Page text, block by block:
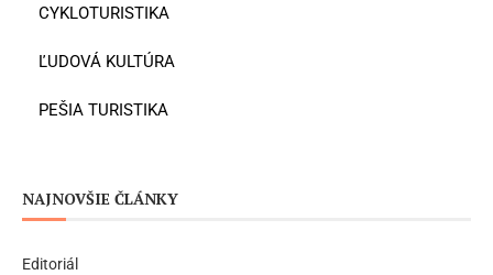
CYKLOTURISTIKA
ĽUDOVÁ KULTÚRA
PEŠIA TURISTIKA
NAJNOVŠIE ČLÁNKY
Editoriál